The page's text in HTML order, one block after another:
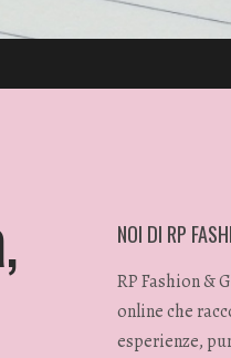
NOI DI RP
RP Fashion &
online che
esperienze,